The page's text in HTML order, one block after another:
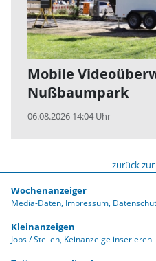
Mobile
Nußbaumpark
06.08.2026 14:04 Uhr
zurück
Wochenanzeiger
Media-Daten Impressum
Kleinanzeigen
Jobs / Stellen Keinanzeige inserieren